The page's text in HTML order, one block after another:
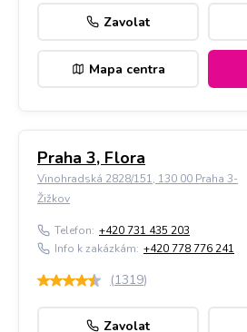
Zavolat
Mapa centra
Praha 3, Flora
Vinohradská 2828/151, 130 00 Praha 3-
Žižkov
Telefon: +420 731 435 203
Info k zakázkám: +420 778 776 241
(1319)
Zavolat